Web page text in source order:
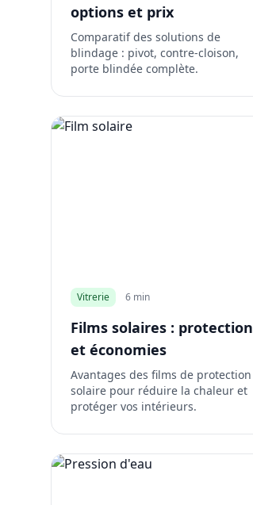
options et prix
Comparatif des solutions de
blindage : pivot, contre-cloison,
porte blindée complète.
Vitrerie 6 min
Films solaires : protection
et économies
Avantages des films de protection
solaire pour réduire la chaleur et
protéger vos intérieurs.